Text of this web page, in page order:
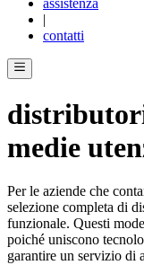
assistenza
|
contatti
medie
Per le aziende che
selezione completa di
funzionale. Questi
poiché uniscono
garantire un servizio di